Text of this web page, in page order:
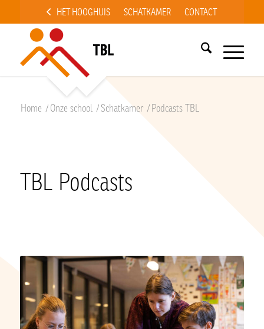
HET HOOGHUIS SCHATKAMER CONTACT
Home /Onze school /Schatkamer /Podcasts TBL
TBL Podcasts